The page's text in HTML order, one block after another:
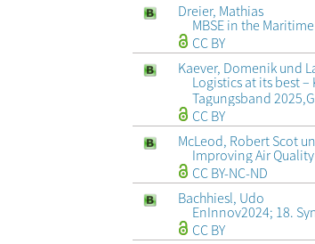
Dreier, Mathias
MBSE in the
CC BY
Kaever, Domenik und
Logistics at its best
Tagungsband
CC BY
McLeod, Robert Scot
Improving Air
CC BY-NC-ND
Bachhiesl, Udo
EnInnov2024; 18.
CC BY